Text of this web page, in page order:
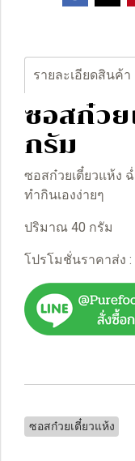
รายละเอียดสินค้า
ซอสก๋ว
กรัม
ซอสก๋วยเตี๋ยวแห้ง
ทำกินเองง่ายๆ
ปริมาณ 40 กรัม
โปรโมชั่นราคาส่ง :
ซอสก๋วยเตี๋ยวแห้ง